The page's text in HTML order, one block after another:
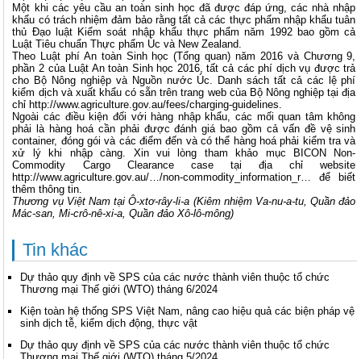
Một khi các yêu cầu an toàn sinh học đã được đáp ứng, các nhà nhập
khẩu có trách nhiệm đảm bảo rằng tất cả các thực phẩm nhập khẩu tuân
thủ Đạo luật Kiểm soát nhập khẩu thực phẩm năm 1992 bao gồm cả
Luật Tiêu chuẩn Thực phẩm Úc và New Zealand.
Theo Luật phí An toàn Sinh học (Tổng quan) năm 2016 và Chương 9,
phần 2 của Luật An toàn Sinh học 2016, tất cả các phí dịch vụ được trả
cho Bộ Nông nghiệp và Nguồn nước Úc. Danh sách tất cả các lệ phí
kiểm dịch và xuất khẩu có sẵn trên trang web của Bộ Nông nghiệp tại địa
chỉhttp://www.agriculture.gov.au/fees/charging-guidelines
Ngoài các điều kiện đối với hàng nhập khẩu, các mối quan tâm không
phải là hàng hoá cần phải được đánh giá bao gồm cả vấn đề vệ sinh
container, đóng gói và các điểm đến và có thể hàng hoá phải kiểm tra và
xử lý khi nhập càng. Xin vui lòng tham khảo mục BICON Non-
Commodity Cargo Clearance case tại địa chỉ website
http://www.agriculture.gov.au/…/non-commodity_information_r… để biết
thêm thông tin.
Thương vụ Việt Nam tại Ô-xtơ-rây-li-a (Kiêm nhiệm Va-nu-a-tu, Quần đảo
Mác-san, Mi-crô-nê-xi-a, Quần đảo Xô-lô-mông)
Tin khác
Dự thảo quy định về SPS của các nước thành viên thuộc tổ chức
Thương mại Thế giới (WTO) tháng 6/2024
Kiện toàn hệ thống SPS Việt Nam, nâng cao hiệu quả các biện pháp vệ
sinh dịch tễ, kiểm dịch động, thực vật
Dự thảo quy định về SPS của các nước thành viên thuộc tổ chức